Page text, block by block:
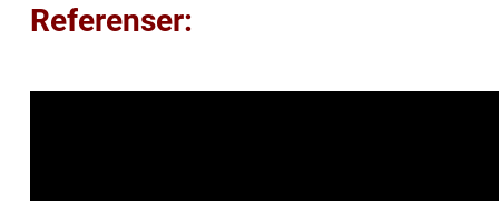
Referenser: